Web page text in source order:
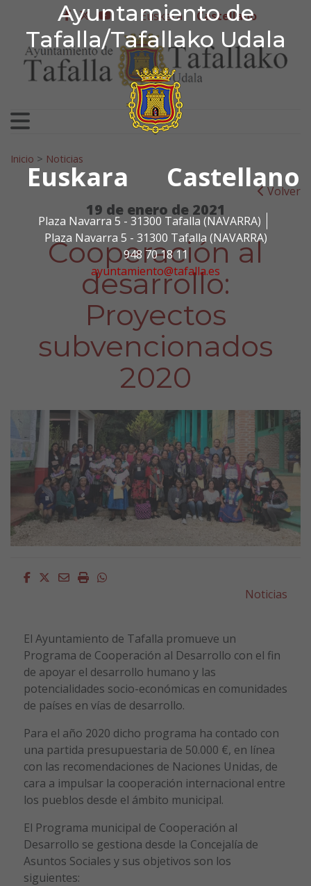
Ayuntamiento de
Tafalla/Tafallako Udala
Euskara Castellano
Plaza Navarra 5 - 31300 Tafalla (NAVARRA)
Plaza Navarra 5 - 31300 Tafalla (NAVARRA)
948 70 18 11
ayuntamiento@tafalla.es
Ir al contenido
Ayuntamiento de
facebook
twitter
youtube
Euskera Castellano
Search for:
Inicio > Noticias
Volver
19 de enero de 2021
Cooperación al
desarrollo:
Proyectos
subvencionados
2020
Facebook
Twitter
EmailImprimirWhatsapp
Noticias
El Ayuntamiento de Tafalla promueve un
Programa de Cooperación al Desarrollo con el fin
de apoyar el desarrollo humano y las
potencialidades socio-económicas en comunidades
de países en vías de desarrollo.
Para el año 2020 dicho programa ha contado con
una partida presupuestaria de 50.000 €, en línea
con las recomendaciones de Naciones Unidas, de
cara a impulsar la cooperación internacional entre
los pueblos desde el ámbito municipal.
El Programa municipal de Cooperación al
Desarrollo se gestiona desde la Concejalía de
Asuntos Sociales y sus objetivos son los
siguientes: